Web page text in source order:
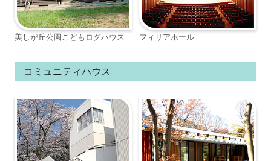
美しが丘公園こどもログハウス フィリアホール
コミュニティハウス